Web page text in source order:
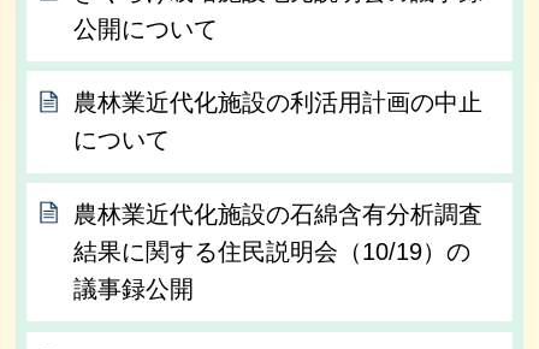
公開について
農林業近代化施設の利活用計画の中止
について
農林業近代化施設の石綿含有分析調査
結果に関する住民説明会（10/19）の
議事録公開